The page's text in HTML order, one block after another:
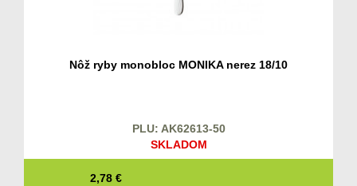
Nôž ryby monobloc MONIKA nerez 18/10
PLU: AK62613-50
SKLADOM
2,78 €